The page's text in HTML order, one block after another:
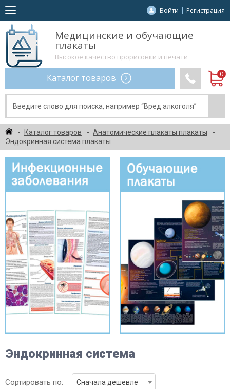
Войти Регистрация
Медицинские и обучающие
плакаты
Высокое качество прорисовки и печати
Каталог товаров
Каталог товаров
Анатомические плакаты плакаты
Эндокринная система плакаты
Эндокринная система
Сортировать по: Сначала дешевле